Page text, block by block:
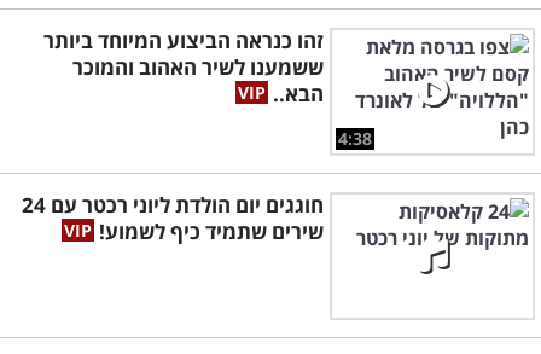
4:38
זהו כנראה הביצוע המיוחד ביותר
ששמענו לשיר האהוב והמוכר
הבא..
חוגגים יום הולדת ליוני רכטר עם 24
שירים שתמיד כיף לשמוע!